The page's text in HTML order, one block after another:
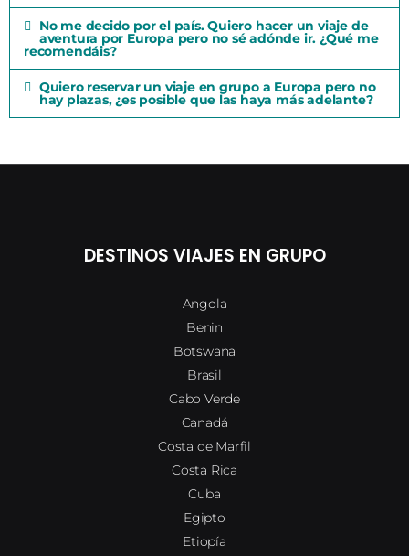
No me decido por el país. Quiero hacer un viaje de
aventura por Europa pero no sé adónde ir. ¿Qué me
recomendáis?
Quiero reservar un viaje en grupo a Europa pero no
hay plazas, ¿es posible que las haya más adelante?
DESTINOS VIAJES EN GRUPO
Angola
Benin
Botswana
Brasil
Cabo Verde
Canadá
Costa de Marfil
Costa Rica
Cuba
Egipto
Etiopía